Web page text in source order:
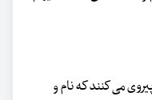
می کنند که نام و